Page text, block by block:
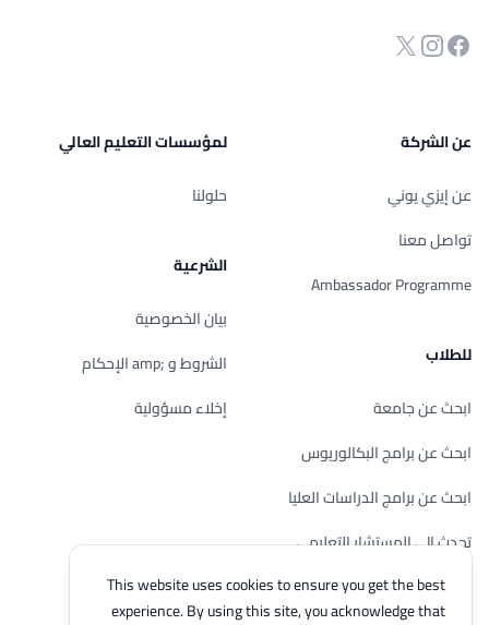
This website uses cookies to ensure you get the best
experience. By using this site, you acknowledge that
صفحة الفيسبوك
انستجرام
Twitter
عن الشركة
عن إيزي يوني
تواصل معنا
Ambassador Programme
للطلاب
ابحث عن جامعة
ابحث عن برامج البكالوريوس
ابحث عن برامج الدراسات العليا
تحدث إلى المستشار التعليمي
الدراسة في ماليزيا
لمؤسسات التعليم العالي
حلولنا
الشرعية
بيان الخصوصية
الشروط و ;amp الإحكام
إخلاء مسؤولية